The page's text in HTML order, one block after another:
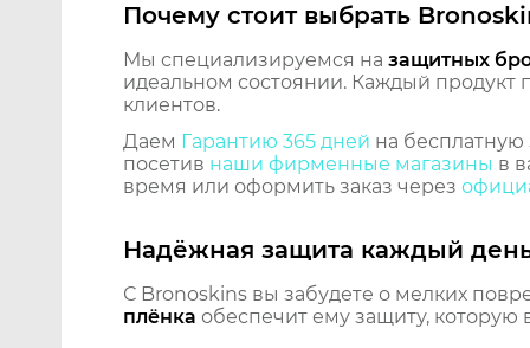
Почему стоит выбрать
Мы специализируемся на защитных
идеальном состоянии. Каждый продукт
клиентов.
Даем Гарантию 365 дней на
посетив наши фирменные магазины в
время или оформить заказ через
Надёжная защита каждый
С Bronoskins вы забудете о мелких
плёнка обеспечит ему защиту, которую